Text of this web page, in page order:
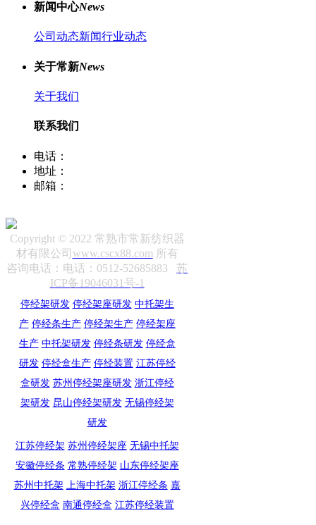
新闻中心News
公司动态新闻行业动态
关于常新News
关于我们
联系我们
电话：
地址：
邮箱：
Copyright © 2022 常熟市常新纺织器
材有限公司 www.cscx88.com 所有
咨询电话：电话：0512-52685883苏
ICP备19046031号-1
停经架研发 停经架座研发 中托架生
产 停经条生产 停经架生产 停经架座
生产 中托架研发 停经条研发 停经盒
研发 停经盒生产 停经装置 江苏停经
盒研发 苏州停经架座研发 浙江停经
架研发 昆山停经架研发 无锡停经架
研发
江苏停经架 苏州停经架座 无锡中托架
安徽停经条 常熟停经架 山东停经架座
苏州中托架
上海中托架 浙江停经条 嘉
兴停经盒 南通停经盒 江苏停经装置